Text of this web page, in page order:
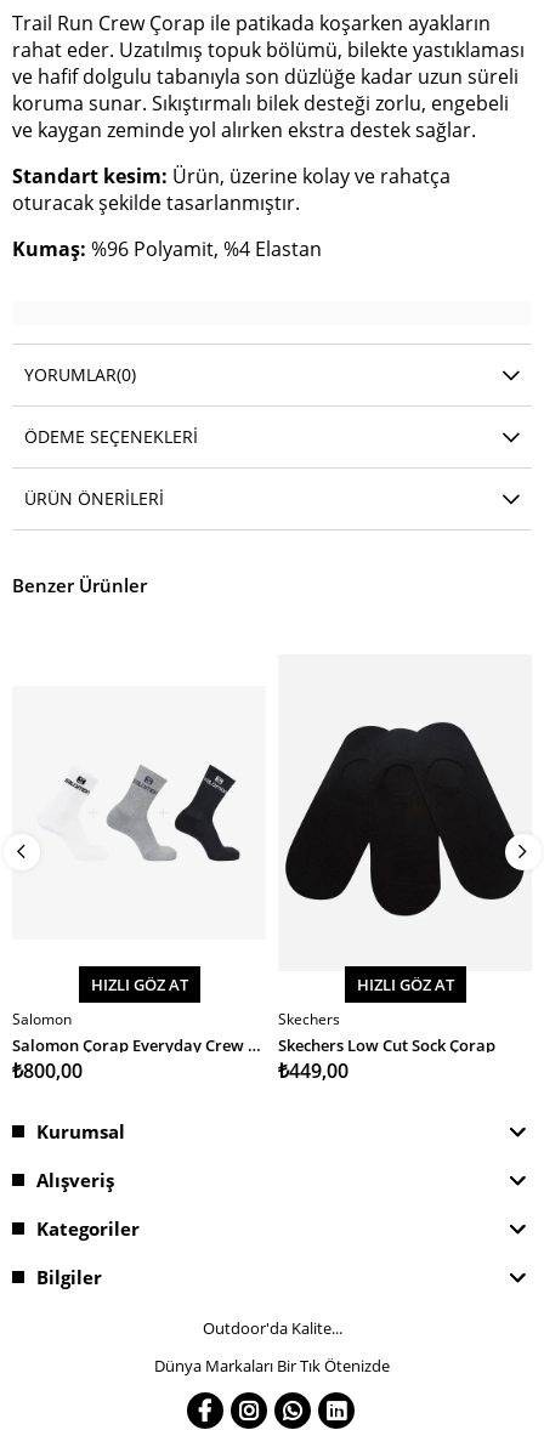
Trail Run Crew Çorap ile patikada koşarken ayakların
rahat eder. Uzatılmış topuk bölümü, bilekte yastıklaması
ve hafif dolgulu tabanıyla son düzlüğe kadar uzun süreli
koruma sunar. Sıkıştırmalı bilek desteği zorlu, engebeli
ve kaygan zeminde yol alırken ekstra destek sağlar.
Standart kesim: Ürün, üzerine kolay ve rahatça
oturacak şekilde tasarlanmıştır.
Kumaş: %96 Polyamit, %4 Elastan
YORUMLAR(0)
ÖDEME SEÇENEKLERI
ÜRÜN ÖNERILERI
Benzer Ürünler
SEPETE EKLE
HIZLI GÖZ AT
Salomon
Salomon Çorap Everyday Crew 3-Pack
₺800,00
SEPETE EKLE
HIZLI GÖZ AT
Skechers
Skechers Low Cut Sock Çorap
₺449,00
Kurumsal
Alışveriş
Kategoriler
Bilgiler
Outdoor'da Kalite...
Dünya Markaları Bir Tık Ötenizde